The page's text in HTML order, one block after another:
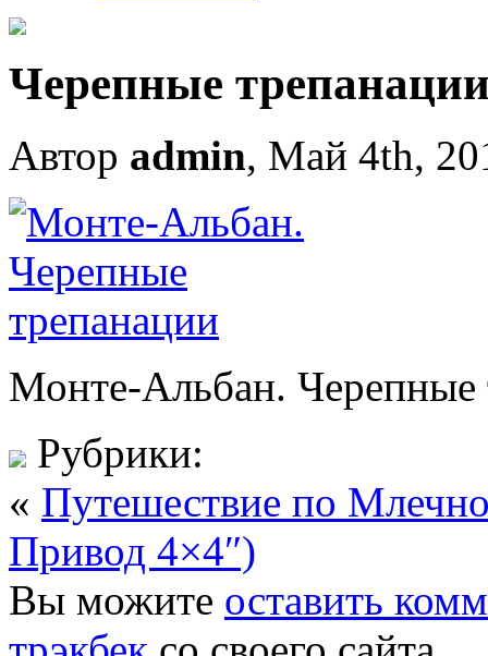
Черепные
Автор admin, Май 4th,
Монте-Альбан. Черепные
Рубрики:
« Путешествие по
Привод 4×4″)
Вы можите оставить